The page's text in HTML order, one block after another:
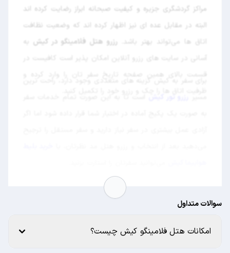
مراکز گردشگری جزیره و کیفیت صبحانه ابراز رضایت کرده اند
البته در مقابل عده ای نیز اظهار کرده اند که وضعیت نظافت
اتاق ها می‌تواند بهتر باشد. رزرو هتل فلامینگو در کیش به
آسانی در سایت های رزرو آنلاین امکان پذیر است کافیست در
سوالات متداول
امکانات هتل فلامینگو کیش چیست؟